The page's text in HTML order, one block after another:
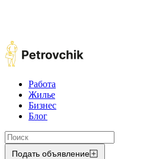
Работа
Жилье
Бизнес
Блог
Подать объявление